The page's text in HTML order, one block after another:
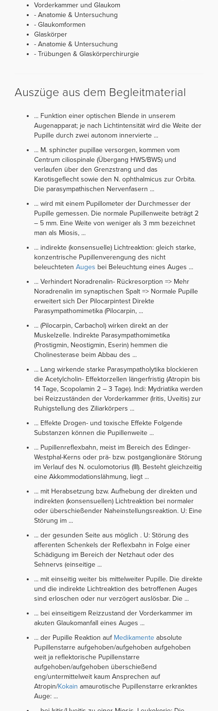
Vorderkammer und Glaukom
- Anatomie & Untersuchung
- Glaukomformen
Glaskörper
- Anatomie & Untersuchung
- Trübungen & Glaskörperchirurgie
Auszüge aus dem Begleitmaterial
... Funktion einer optischen Blende in unserem
Augenapparat; je nach Lichtintensität wird die Weite der
Pupille durch zwei autonom innervierte ...
... M. sphincter pupillae versorgen, kommen vom
Centrum ciliospinale (Übergang HWS/BWS) und
verlaufen über den Grenzstrang und das
Karotisgeflecht sowie den N. ophthalmicus zur Orbita.
Die parasympathischen Nervenfasern ...
... wird mit einem Pupillometer der Durchmesser der
Pupille gemessen. Die normale Pupillenweite beträgt 2
– 5 mm. Eine Weite von weniger als 3 mm bezeichnet
man als Miosis, ...
... indirekte (konsensuelle) Lichtreaktion: gleich starke,
konzentrische Pupillenverengung des nicht
beleuchteten Auges bei Beleuchtung eines Auges ...
... Verhindert Noradrenalin- Rückresorption => Mehr
Noradrenalin im synaptischen Spalt => Normale Pupille
erweitert sich Der Pilocarpintest Direkte
Parasympathomimetika (Pilocarpin, ...
... (Pilocarpin, Carbachol) wirken direkt an der
Muskelzelle. Indirekte Parasympathomimetika
(Prostigmin, Neostigmin, Eserin) hemmen die
Cholinesterase beim Abbau des ...
... Lang wirkende starke Parasympatholytika blockieren
die Acetylcholin- Effektorzellen längerfristig (Atropin bis
14 Tage, Scopolamin 2 – 3 Tage). Indi: Mydriatika werden
bei Reizzuständen der Vorderkammer (Iritis, Uveitis) zur
Ruhigstellung des Ziliarkörpers ...
... Effekte Drogen- und toxische Effekte Folgende
Substanzen können die Pupillenweite ...
... Pupillenreflexbahn, meist im Bereich des Edinger-
Westphal-Kerns oder prä- bzw. postganglionäre Störung
im Verlauf des N. oculomotorius (III). Besteht gleichzeitig
eine Akkommodationslähmung, liegt ...
... mit Herabsetzung bzw. Aufhebung der direkten und
indirekten (konsensuellen) Lichtreaktion bei normaler
oder überschießender Naheinstellungsreaktion. U: Eine
Störung im ...
... der gesunden Seite aus möglich . U: Störung des
afferenten Schenkels der Reflexbahn in Folge einer
Schädigung im Bereich der Netzhaut oder des
Sehnervs (einseitige ...
... mit einseitig weiter bis mittelweiter Pupille. Die direkte
und die indirekte Lichtreaktion des betroffenen Auges
sind erloschen oder nur verzögert auslösbar. Die ...
... bei einseitigem Reizzustand der Vorderkammer im
akuten Glaukomanfall eines Auges ...
... der Pupille Reaktion auf Medikamente absolute
Pupillenstarre aufgehoben/aufgehoben aufgehoben
weit ja reflektorische Pupillenstarre
aufgehoben/aufgehoben überschießend
eng/untermittelweit kaum Ansprechen auf
Atropin/Kokain amaurotische Pupillenstarre erkranktes
Auge: ...